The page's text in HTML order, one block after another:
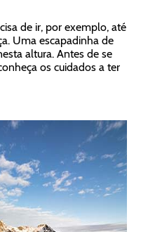
de ir, por exemplo, até
Uma escapadinha de
altura. Antes de se
os cuidados a ter